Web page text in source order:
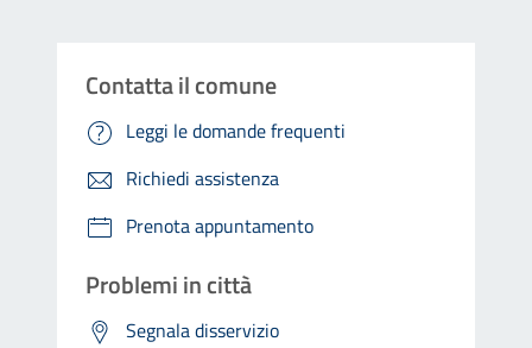
Contatta il comune
Leggi le domande frequenti
Richiedi assistenza
Prenota appuntamento
Problemi in città
Segnala disservizio